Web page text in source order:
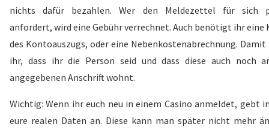
nichts dafür bezahlen. Wer den Meldezettel für sich
anfordert, wird eine Gebühr verrechnet. Auch benötigt ihr eine
des Kontoauszugs, oder eine Nebenkostenabrechnung.
ihr, dass ihr die Person seid und dass diese auch noch
angegebenen Anschrift wohnt.
Wichtig: Wenn ihr euch neu in einem Casino anmeldet, gebt
eure realen Daten an. Diese kann man später nicht mehr